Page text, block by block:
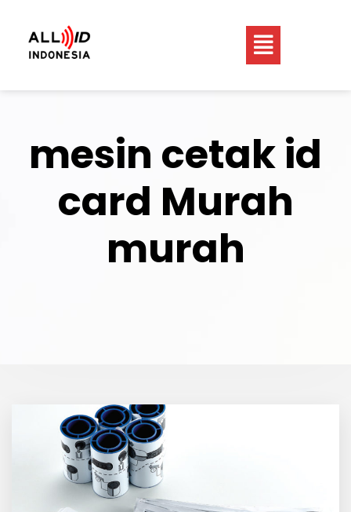
mesin cetak id
card Murah
murah